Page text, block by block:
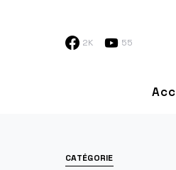
2K 55
CATÉGORIE